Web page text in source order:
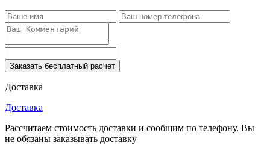
Заказать бесплатный расчет
Доставка
Доставка
Рассчитаем стоимость доставки и сообщим по телефону. Вы
не обязаны заказывать доставку